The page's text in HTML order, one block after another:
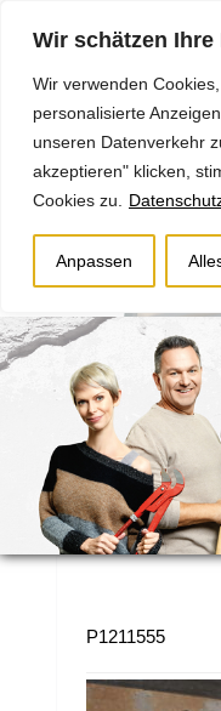
Wir schätzen
Wir verwenden
personalisierte
unseren Datenverkehr
akzeptieren" klicken,
Cookies zu.
Anpassen
P1211555